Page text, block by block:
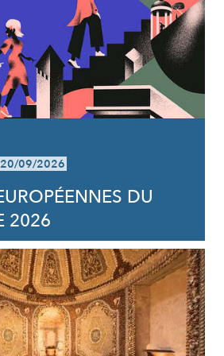
09/2026
DU
2026